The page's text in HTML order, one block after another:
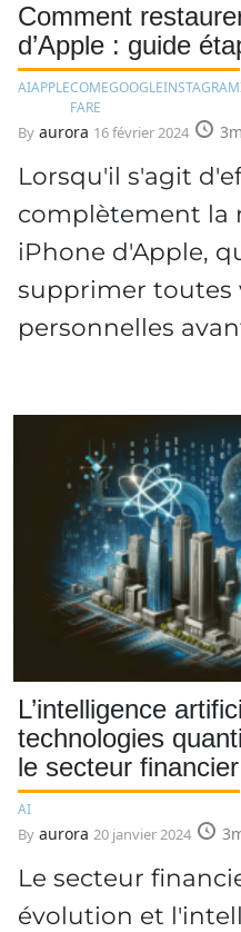
Comment
d’Apple : guide
AIAPPLECOME
FARE
GOOGLEINSTAGRAM
By aurora 16 février 2024
Lorsqu'il s'agit
complètement la
iPhone d'Apple,
supprimer toutes
personnelles
L’intelligence
technologies
le secteur financier
AI
By aurora 20 janvier 2024
Le secteur
évolution et